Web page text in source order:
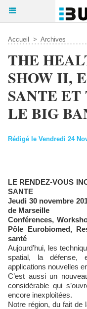
Accueil > Archives
THE
SHOW II,
SANTE
LE BIG
Rédigé le Vendredi 24
LE RENDEZ-VOUS
SANTE
Jeudi 30 novembre
de Marseille
Conférences,
Pôle Eurobiomed,
santé
Aujourd’hui, les
spatial, la défense,
applications nouvelles
C’est aussi un
considérable qui
encore inexploitées.
Notre région, du fait de